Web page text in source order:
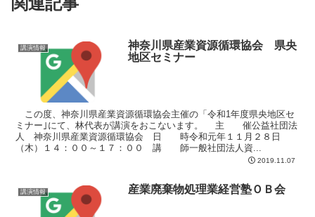
講演情報
神奈川県産業資源循環協会 県央
地区セミナー
この度、神奈川県産業資源循環協会主催の「令和1年度県央地区セ
ミナー｣にて、林代表が講演をおこないます。 主 催公益社団法
人 神奈川県産業資源循環協会 日 時令和元年１１月２８日
（木）１４：００～１７：００ 講 師一般社団法人資...
2019.11.07
講演情報 産業廃棄物処理業経営塾ＯＢ会